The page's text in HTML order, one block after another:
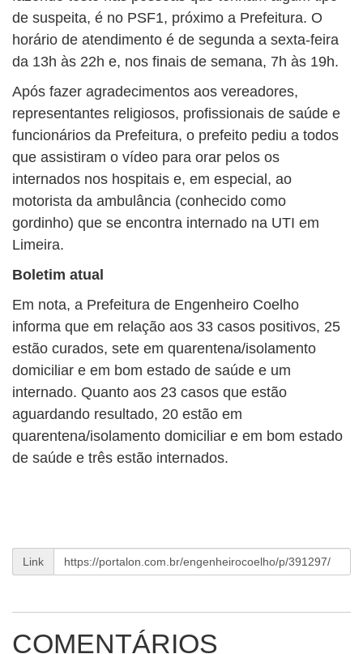
de suspeita, é no PSF1, próximo a Prefeitura. O
horário de atendimento é de segunda a sexta-feira
da 13h às 22h e, nos finais de semana, 7h às 19h.
Após fazer agradecimentos aos vereadores,
representantes religiosos, profissionais de saúde e
funcionários da Prefeitura, o prefeito pediu a todos
que assistiram o vídeo para orar pelos os
internados nos hospitais e, em especial, ao
motorista da ambulância (conhecido como
gordinho) que se encontra internado na UTI em
Limeira.
Boletim atual
Em nota, a Prefeitura de Engenheiro Coelho
informa que em relação aos 33 casos positivos, 25
estão curados, sete em quarentena/isolamento
domiciliar e em bom estado de saúde e um
internado. Quanto aos 23 casos que estão
aguardando resultado, 20 estão em
quarentena/isolamento domiciliar e em bom estado
de saúde e três estão internados.
Link
COMENTÁRIOS